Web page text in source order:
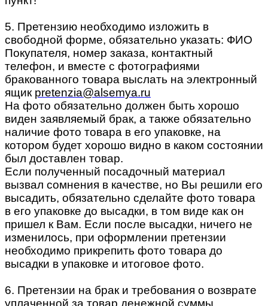
5. Претензию необходимо изложить в
свободной форме, обязательно указать: ФИО
Покупателя, номер заказа, контактный
телефон, и вместе с фотографиями
бракованного товара выслать на электронный
ящик pretenzia@alsemya.ru
На фото обязательно должен быть хорошо
виден заявляемый брак, а также обязательно
наличие фото товара в его упаковке, на
котором будет хорошо видно в каком состоянии
был доставлен товар.
Если полученный посадочный материал
вызвал сомнения в качестве, но Вы решили его
высадить, обязательно сделайте фото товара
в его упаковке до высадки, в том виде как он
пришел к Вам. Если после высадки, ничего не
изменилось, при оформлении претензии
необходимо прикрепить фото товара до
высадки в упаковке и итоговое фото.
6. Претензии на брак и требования о возврате
уплаченной за товар денежной суммы